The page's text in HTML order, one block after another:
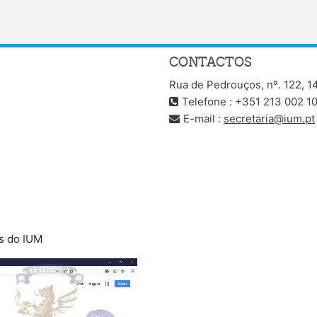
do IUM
CONTACTOS
Rua de Pedrouços, nº. 122,
Telefone : +351 213 002
E-mail : secretaria@ium.pt